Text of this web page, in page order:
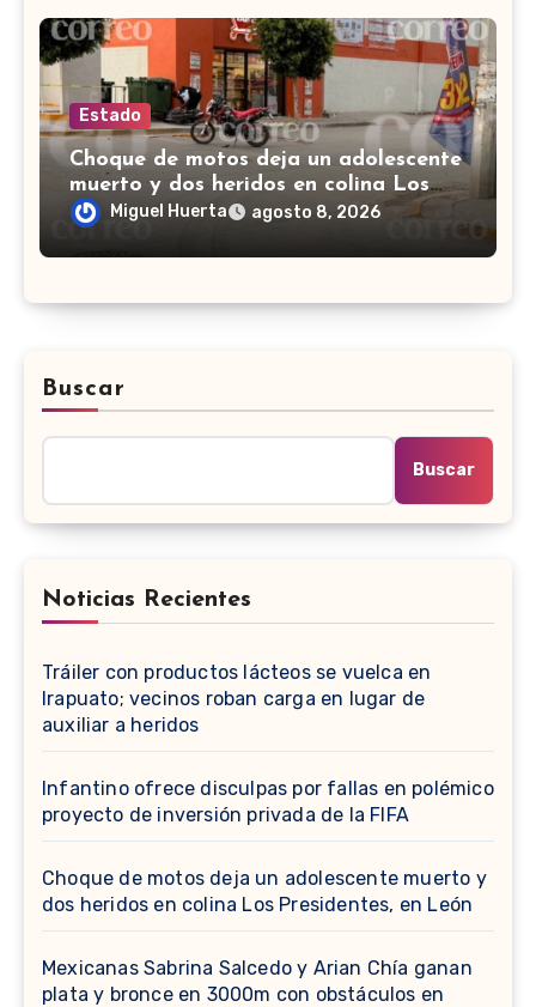
Estado
Choque de motos deja un adolescente
muerto y dos heridos en colina Los
Presidentes, en León
Miguel Huerta agosto 8, 2026
Buscar
Buscar
Noticias Recientes
Tráiler con productos lácteos se vuelca en
Irapuato; vecinos roban carga en lugar de
auxiliar a heridos
Infantino ofrece disculpas por fallas en polémico
proyecto de inversión privada de la FIFA
Choque de motos deja un adolescente muerto y
dos heridos en colina Los Presidentes, en León
Mexicanas Sabrina Salcedo y Arian Chía ganan
plata y bronce en 3000m con obstáculos en